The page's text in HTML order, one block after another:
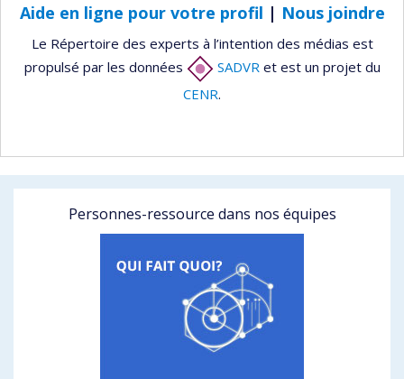
Aide en ligne pour votre profil | Nous joindre
Le Répertoire des experts à l’intention des médias est
propulsé par les données
SADVRet est un projet du
CENR.
Personnes-ressource dans nos équipes